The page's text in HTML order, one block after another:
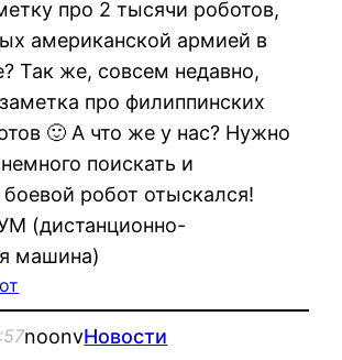
про 2 тысячи роботов,
американской армией в
Так же, совсем недавно,
про филиппинских
🙂 А что же у нас? Нужно
поискать и
робот отыскался!
(дистанционно-
машина)
noonvНовости